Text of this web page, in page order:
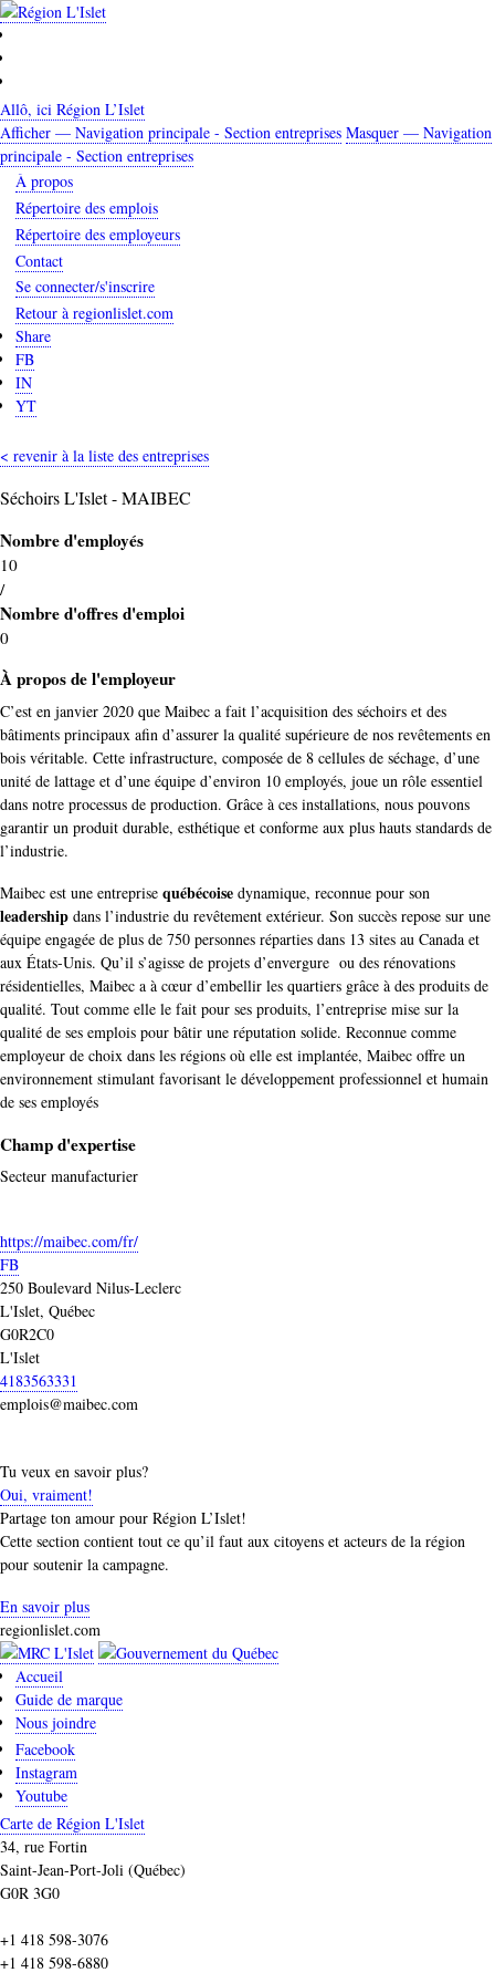
Aller
au
contenu
principal
Allô, ici Région L’Islet
Navigation
principale
Section
entreprises
Afficher — Navigation principale - Section entreprises Masquer — Navigation
principale - Section entreprises
À propos
Répertoire des emplois
Répertoire des employeurs
Contact
Se connecter/s'inscrire
Retour à regionlislet.com
Share
FB
IN
YT
< revenir à la liste des entreprises
Séchoirs L'Islet - MAIBEC
Nombre d'employés
10
/
Nombre d'offres d'emploi
0
À propos de l'employeur
C’est en janvier 2020 que Maibec a fait l’acquisition des séchoirs et des
bâtiments principaux afin d’assurer la qualité supérieure de nos revêtements en
bois véritable. Cette infrastructure, composée de 8 cellules de séchage, d’une
unité de lattage et d’une équipe d’environ 10 employés, joue un rôle essentiel
dans notre processus de production. Grâce à ces installations, nous pouvons
garantir un produit durable, esthétique et conforme aux plus hauts standards de
l’industrie.
Maibec est une entreprise québécoise dynamique, reconnue pour son
leadership dans l’industrie du revêtement extérieur. Son succès repose sur une
équipe engagée de plus de 750 personnes réparties dans 13 sites au Canada et
aux États-Unis. Qu’il s’agisse de projets d’envergure ou des rénovations
résidentielles, Maibec a à cœur d’embellir les quartiers grâce à des produits de
qualité. Tout comme elle le fait pour ses produits, l’entreprise mise sur la
qualité de ses emplois pour bâtir une réputation solide. Reconnue comme
employeur de choix dans les régions où elle est implantée, Maibec offre un
environnement stimulant favorisant le développement professionnel et humain
de ses employés
Champ d'expertise
Secteur manufacturier
https://maibec.com/fr/
FB
250 Boulevard Nilus-Leclerc
L'Islet, Québec
G0R2C0
L'Islet
4183563331
emplois@maibec.com
Tu veux en savoir plus?
Oui, vraiment!
Partage ton amour pour Région L’Islet!
Cette section contient tout ce qu’il faut aux citoyens et acteurs de la région
pour soutenir la campagne.
En savoir plus
regionlislet.com
Accueil
Guide de marque
Nous joindre
Facebook
Instagram
Youtube
Carte de Région L'Islet
34, rue Fortin
Saint-Jean-Port-Joli (Québec)
G0R 3G0
+1 418 598-3076
+1 418 598-6880